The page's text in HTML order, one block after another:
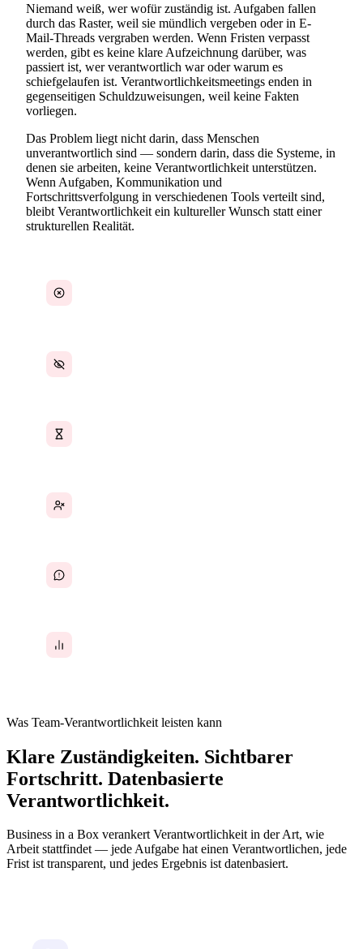
Niemand weiß, wer wofür zuständig ist. Aufgaben fallen
durch das Raster, weil sie mündlich vergeben oder in E-
Mail-Threads vergraben werden. Wenn Fristen verpasst
werden, gibt es keine klare Aufzeichnung darüber, was
passiert ist, wer verantwortlich war oder warum es
schiefgelaufen ist. Verantwortlichkeitsmeetings enden in
gegenseitigen Schuldzuweisungen, weil keine Fakten
vorliegen.
Das Problem liegt nicht darin, dass Menschen
unverantwortlich sind — sondern darin, dass die Systeme, in
denen sie arbeiten, keine Verantwortlichkeit unterstützen.
Wenn Aufgaben, Kommunikation und
Fortschrittsverfolgung in verschiedenen Tools verteilt sind,
bleibt Verantwortlichkeit ein kultureller Wunsch statt einer
strukturellen Realität.
Was Team-Verantwortlichkeit leisten kann
Klare Zuständigkeiten. Sichtbarer
Fortschritt. Datenbasierte
Verantwortlichkeit.
Business in a Box verankert Verantwortlichkeit in der Art, wie
Arbeit stattfindet — jede Aufgabe hat einen Verantwortlichen, jede
Frist ist transparent, und jedes Ergebnis ist datenbasiert.